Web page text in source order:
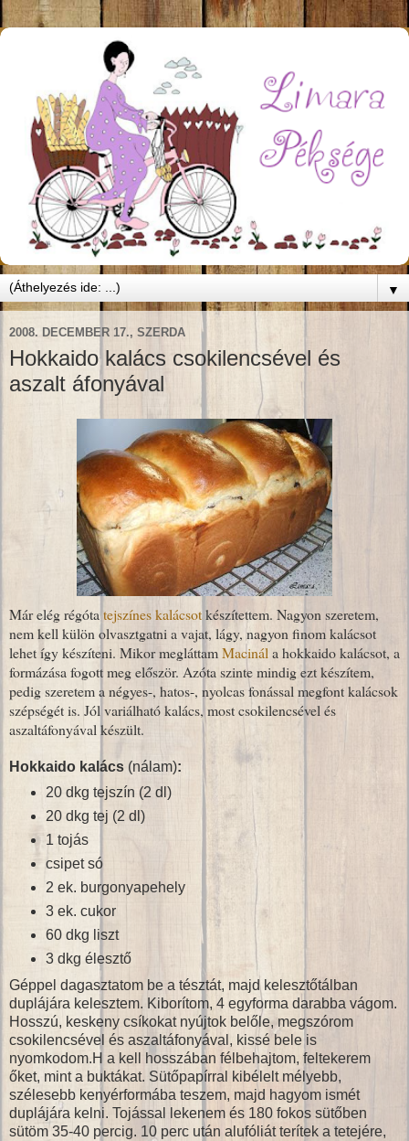
▼
2008. DECEMBER 17., SZERDA
Hokkaido kalács csokilencsével és
aszalt áfonyával
Már elég régóta tejszínes kalácsotkészítettem. Nagyon szeretem,
nem kell külön olvasztgatni a vajat, lágy, nagyon finom kalácsot
lehet így készíteni. Mikor megláttamMacinál a hokkaido kalácsot, a
formázása fogott meg először. Azóta szinte mindig ezt készítem,
pedig szeretem a négyes-, hatos-, nyolcas fonással megfont kalácsok
szépségét is. Jól variálható kalács, most csokilencsével és
aszaltáfonyával készült.
Hokkaido kalács (nálam):
20 dkg tejszín (2 dl)
20 dkg tej (2 dl)
1 tojás
csipet só
2 ek. burgonyapehely
3 ek. cukor
60 dkg liszt
3 dkg élesztő
Géppel dagasztatom be a tésztát, majd kelesztőtálban
duplájára kelesztem. Kiborítom, 4 egyforma darabba vágom.
Hosszú, keskeny csíkokat nyújtok belőle, megszórom
csokilencsével és aszaltáfonyával, kissé bele is
nyomkodom.H a kell hosszában félbehajtom, feltekerem
őket, mint a buktákat. Sütőpapírral kibélelt mélyebb,
szélesebb kenyérformába teszem, majd hagyom ismét
duplájára kelni. Tojással lekenem és 180 fokos sütőben
sütöm 35-40 percig. 10 perc után alufóliát terítek a tetejére,